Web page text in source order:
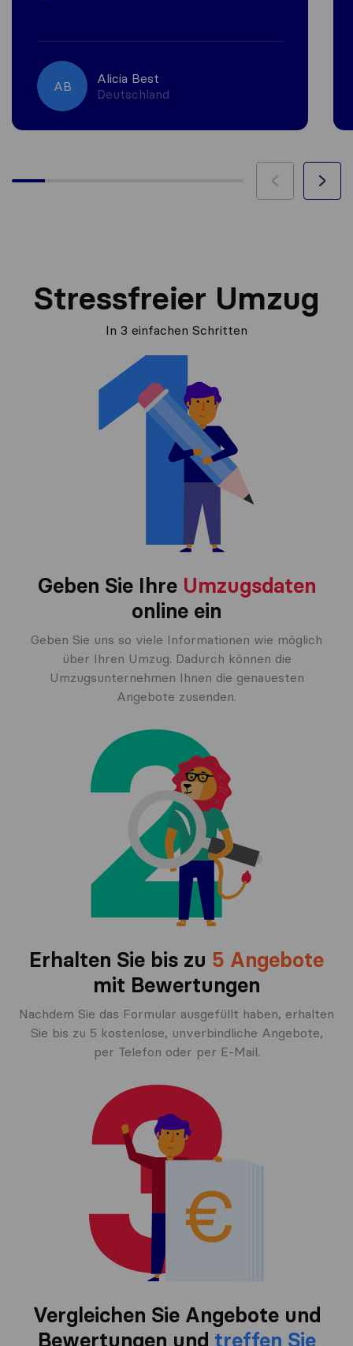
AB
Alicia Best
Deutschland
Stressfreier Umzug
In 3 einfachen Schritten
Geben Sie Ihre Umzugsdaten
online ein
Geben Sie uns so viele Informationen wie möglich
über Ihren Umzug. Dadurch können die
Umzugsunternehmen Ihnen die genauesten
Angebote zusenden.
Erhalten Sie bis zu 5 Angebote
mit Bewertungen
Nachdem Sie das Formular ausgefüllt haben, erhalten
Sie bis zu 5 kostenlose, unverbindliche Angebote,
per Telefon oder per E-Mail.
Vergleichen Sie Angebote und
Bewertungen und treffen Sie